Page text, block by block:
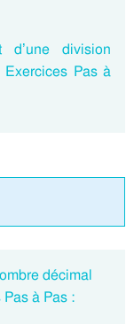
d’une division
Pas à
décimal
à Pas :